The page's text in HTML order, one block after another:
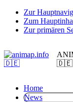
Zur
Zum
Zur primären
🇩🇪
Home
News